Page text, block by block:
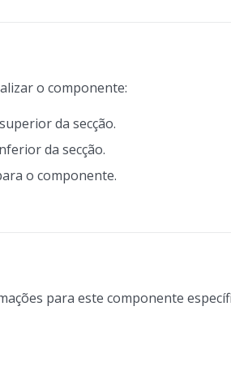
o componente:
da secção.
da secção.
o componente.
para este componente